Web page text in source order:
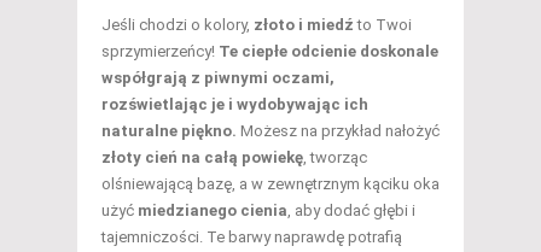
Jeśli chodzi o kolory, złoto i miedź to Twoi
sprzymierzeńcy! Te ciepłe odcienie doskonale
współgrają z piwnymi oczami,
rozświetlając je i wydobywając ich
naturalne piękno. Możesz na przykład nałożyć
złoty cień na całą powiekę , tworząc
olśniewającą bazę, a w zewnętrznym kąciku oka
użyć miedzianego cienia , aby dodać głębi i
tajemniczości. Te barwy naprawdę potrafią